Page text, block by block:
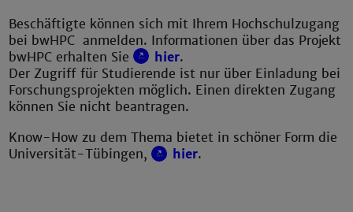
Beschäftigte können sich mit Ihrem Hochschulzugang
bei bwHPC anmelden. Informationen über das Projekt
bwHPC erhalten Sie
hier.
Der Zugriff für Studierende ist nur über Einladung bei
Forschungsprojekten möglich. Einen direkten Zugang
können Sie nicht beantragen.
Know-How zu dem Thema bietet in schöner Form die
Universität-Tübingen,
hier.